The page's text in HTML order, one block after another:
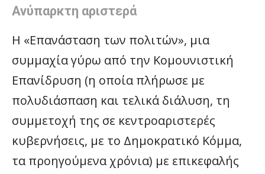
Ανύπαρκτη αριστερά
Η «Επανάσταση των πολιτών», μια
συμμαχία γύρω από την Κομουνιστική
Επανίδρυση (η οποία πλήρωσε με
πολυδιάσπαση και τελικά διάλυση, τη
συμμετοχή της σε κεντροαριστερές
κυβερνήσεις, με το Δημοκρατικό Κόμμα,
τα προηγούμενα χρόνια) με επικεφαλής